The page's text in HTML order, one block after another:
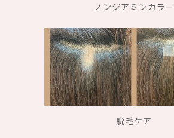
ノンジアミンカラー
脱毛ケア